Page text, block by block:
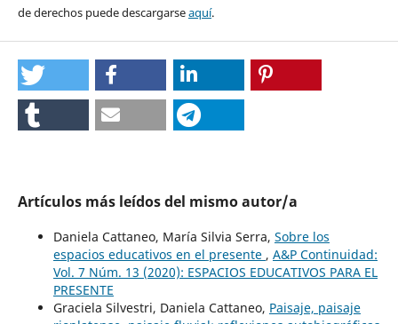
de derechos puede descargarseaquí.
Artículos más leídos del mismo autor/a
Daniela Cattaneo, María Silvia Serra, Sobre los
espacios educativos en el presente , A&P Continuidad:
Vol. 7 Núm. 13 (2020): ESPACIOS EDUCATIVOS PARA EL
PRESENTE
Graciela Silvestri, Daniela Cattaneo, Paisaje, paisaje